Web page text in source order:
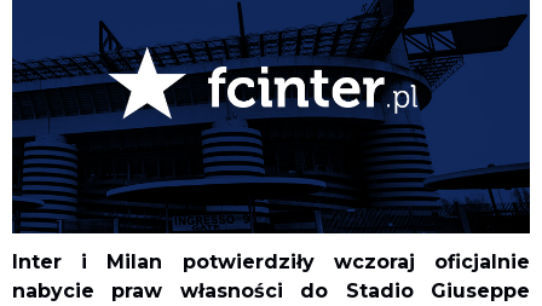
Inter i Milan potwierdziły wczoraj oficjalnie
nabycie praw własności do Stadio Giuseppe